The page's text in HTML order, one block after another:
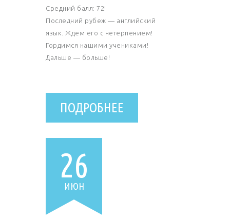
Средний балл: 72!
Последний рубеж — английский
язык. Ждем его с нетерпением!
Гордимся нашими учениками!
Дальше — больше!
ПОДРОБНЕЕ
26
ИЮН